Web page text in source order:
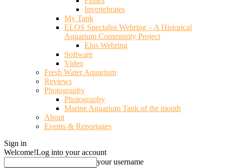
Invertebrates
My Tank
ELOS Specialist Webring – A Historical
Aquarium Community Project
Elos Webring
Software
Video
Fresh Water Aquarium
Reviews
Photography
Photography
Marine Aquarium Tank of the month
About
Events & Reportages
Sign in
Welcome!Log into your account
your username